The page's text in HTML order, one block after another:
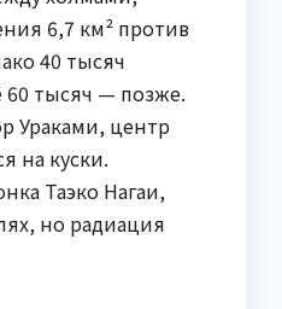
6,7 км² против
40 тысяч
60 тысяч — позже.
Ураками, центр
на куски.
Таэко Нагаи,
но радиация